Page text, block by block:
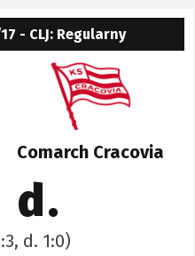
- CLJ: Regularny
d.
d. 1:0)
Comarch Cracovia